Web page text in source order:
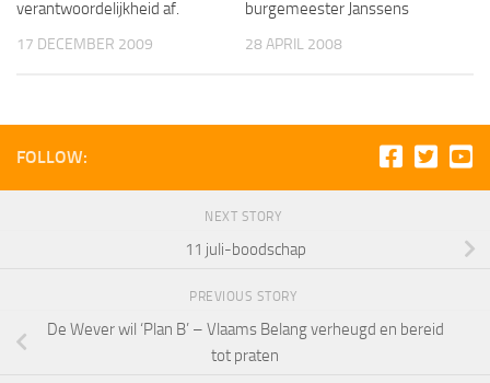
verantwoordelijkheid af.
17 DECEMBER 2009
burgemeester Janssens
28 APRIL 2008
FOLLOW:
NEXT STORY
11 juli-boodschap
PREVIOUS STORY
De Wever wil ‘Plan B’ – Vlaams Belang verheugd en bereid
tot praten